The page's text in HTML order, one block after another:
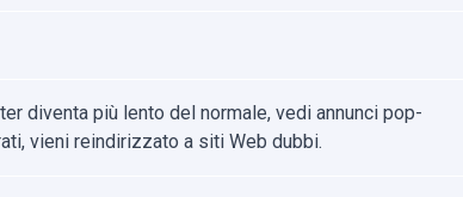
diventa più lento del normale, vedi annunci pop-
vieni reindirizzato a siti Web dubbi.